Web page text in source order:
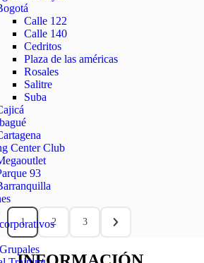
Calle 122
Calle 140
Cedritos
Plaza de las américas
Rosales
Salitre
Suba
Center Club
93
1 2 3